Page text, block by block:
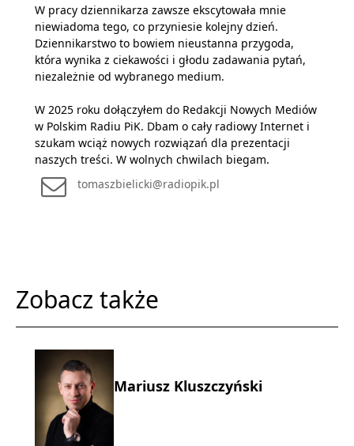
W pracy dziennikarza zawsze ekscytowała mnie
niewiadoma tego, co przyniesie kolejny dzień.
Dziennikarstwo to bowiem nieustanna przygoda,
która wynika z ciekawości i głodu zadawania pytań,
niezależnie od wybranego medium.
W 2025 roku dołączyłem do Redakcji Nowych Mediów
w Polskim Radiu PiK. Dbam o cały radiowy Internet i
szukam wciąż nowych rozwiązań dla prezentacji
naszych treści. W wolnych chwilach biegam.
tomaszbielicki@radiopik.pl
Zobacz także
Mariusz Kluszczyński